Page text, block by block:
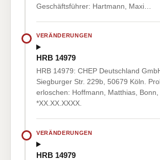
Geschäftsführer: Hartmann, Maxi…
VERÄNDERUNGEN
HRB 14979
HRB 14979: CHEP Deutschland
Siegburger Str. 229b, 50679 Köln.
erloschen: Hoffmann, Matthias, Bonn,
*XX.XX.XXXX.
VERÄNDERUNGEN
HRB 14979